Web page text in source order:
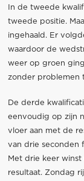
In de tweede
tweede positie.
ingehaald. Er
waardoor de
weer op groen
zonder problemen
De derde
eenvoudig op zijn
vloer aan met de
van drie seconden
Met drie keer winst
resultaat. Zondag